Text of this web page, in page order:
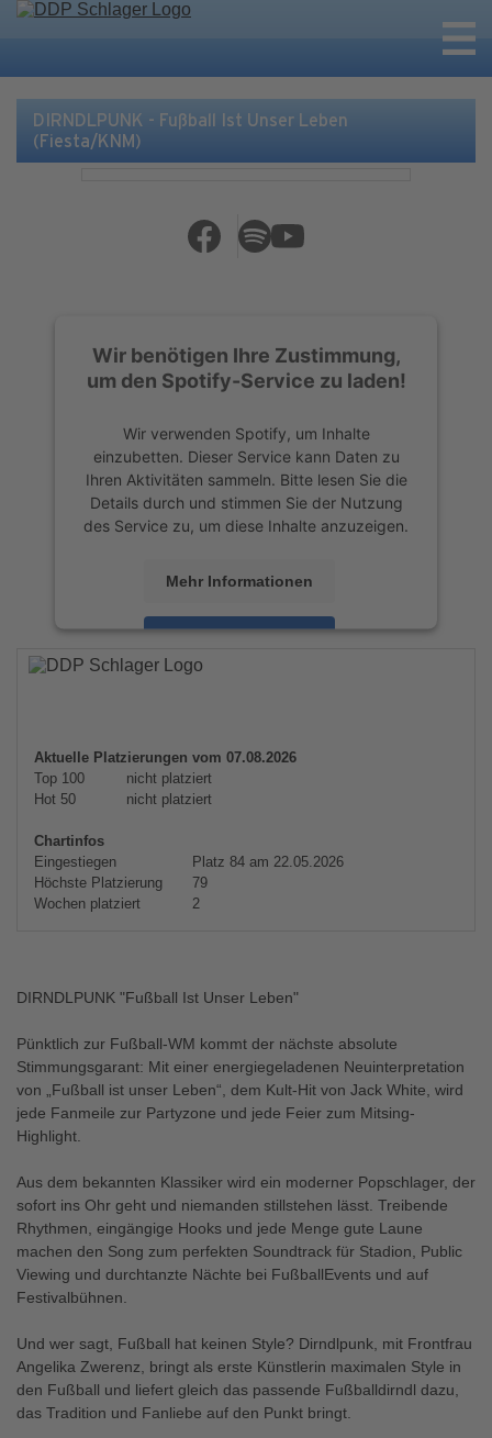
DIRNDLPUNK - Fußball Ist Unser Leben
(Fiesta/KNM)
Wir benötigen Ihre Zustimmung,
um den Spotify-Service zu laden!
Wir verwenden Spotify, um Inhalte
einzubetten. Dieser Service kann Daten zu
Ihren Aktivitäten sammeln. Bitte lesen Sie die
Details durch und stimmen Sie der Nutzung
des Service zu, um diese Inhalte anzuzeigen.
Mehr Informationen
Akzeptieren
powered by
Aktuelle Platzierungen vom 07.08.2026
Top 100
nicht platziert
Hot 50
nicht platziert
Chartinfos
Eingestiegen
Platz 84 am 22.05.2026
Höchste Platzierung
79
Wochen platziert
2
DIRNDLPUNK "Fußball Ist Unser Leben"
Pünktlich zur Fußball-WM kommt der nächste absolute
Stimmungsgarant: Mit einer energiegeladenen Neuinterpretation
von „Fußball ist unser Leben“, dem Kult-Hit von Jack White, wird
jede Fanmeile zur Partyzone und jede Feier zum Mitsing-
Highlight.
Aus dem bekannten Klassiker wird ein moderner Popschlager, der
sofort ins Ohr geht und niemanden stillstehen lässt. Treibende
Rhythmen, eingängige Hooks und jede Menge gute Laune
machen den Song zum perfekten Soundtrack für Stadion, Public
Viewing und durchtanzte Nächte bei FußballEvents und auf
Festivalbühnen.
Und wer sagt, Fußball hat keinen Style? Dirndlpunk, mit Frontfrau
Angelika Zwerenz, bringt als erste Künstlerin maximalen Style in
den Fußball und liefert gleich das passende Fußballdirndl dazu,
das Tradition und Fanliebe auf den Punkt bringt.